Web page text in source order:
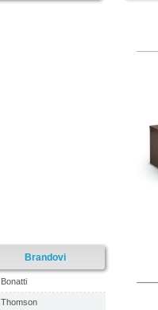
Brandovi
Bonatti
Thomson